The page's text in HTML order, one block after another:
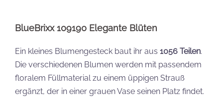
BlueBrixx 109190 Elegante Blüten
Ein kleines Blumengesteck baut ihr aus 1056 Teilen.
Die verschiedenen Blumen werden mit passendem
floralem Füllmaterial zu einem üppigen Strauß
ergänzt, der in einer grauen Vase seinen Platz findet.